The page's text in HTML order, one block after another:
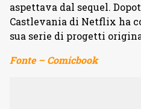
aspettava dal sequel.
Castlevania di Netflix ha
sua serie di progetti
Fonte – Comicbook